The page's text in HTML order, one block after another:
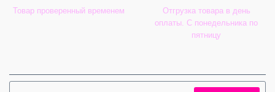
Товар проверенный временем
Отгрузка товара в день
оплаты. С понедельника по
пятницу